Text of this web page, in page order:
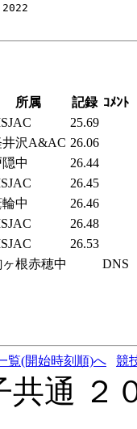
所属 記録 ｺﾒﾝﾄ
25.69
井沢A&AC 26.06
隠中
26.44
26.45
中
26.46
26.48
26.53
根赤穂中 DNS
覧(開始時刻順)へ 競
共通 ２